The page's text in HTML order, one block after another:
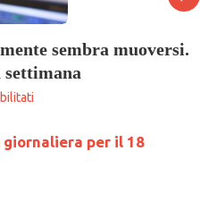
sembra muoversi.
settimana
dei
giornaliera per il 18